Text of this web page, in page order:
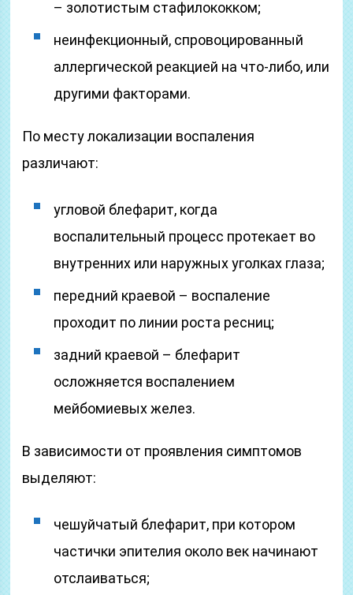
– золотистым стафилококком;
неинфекционный, спровоцированный
аллергической реакцией на что-либо, или
другими факторами.
По месту локализации воспаления
различают:
угловой блефарит, когда
воспалительный процесс протекает во
внутренних или наружных уголках глаза;
передний краевой – воспаление
проходит по линии роста ресниц;
задний краевой – блефарит
осложняется воспалением
мейбомиевых желез.
В зависимости от проявления симптомов
выделяют:
чешуйчатый блефарит, при котором
частички эпителия около век начинают
отслаиваться;